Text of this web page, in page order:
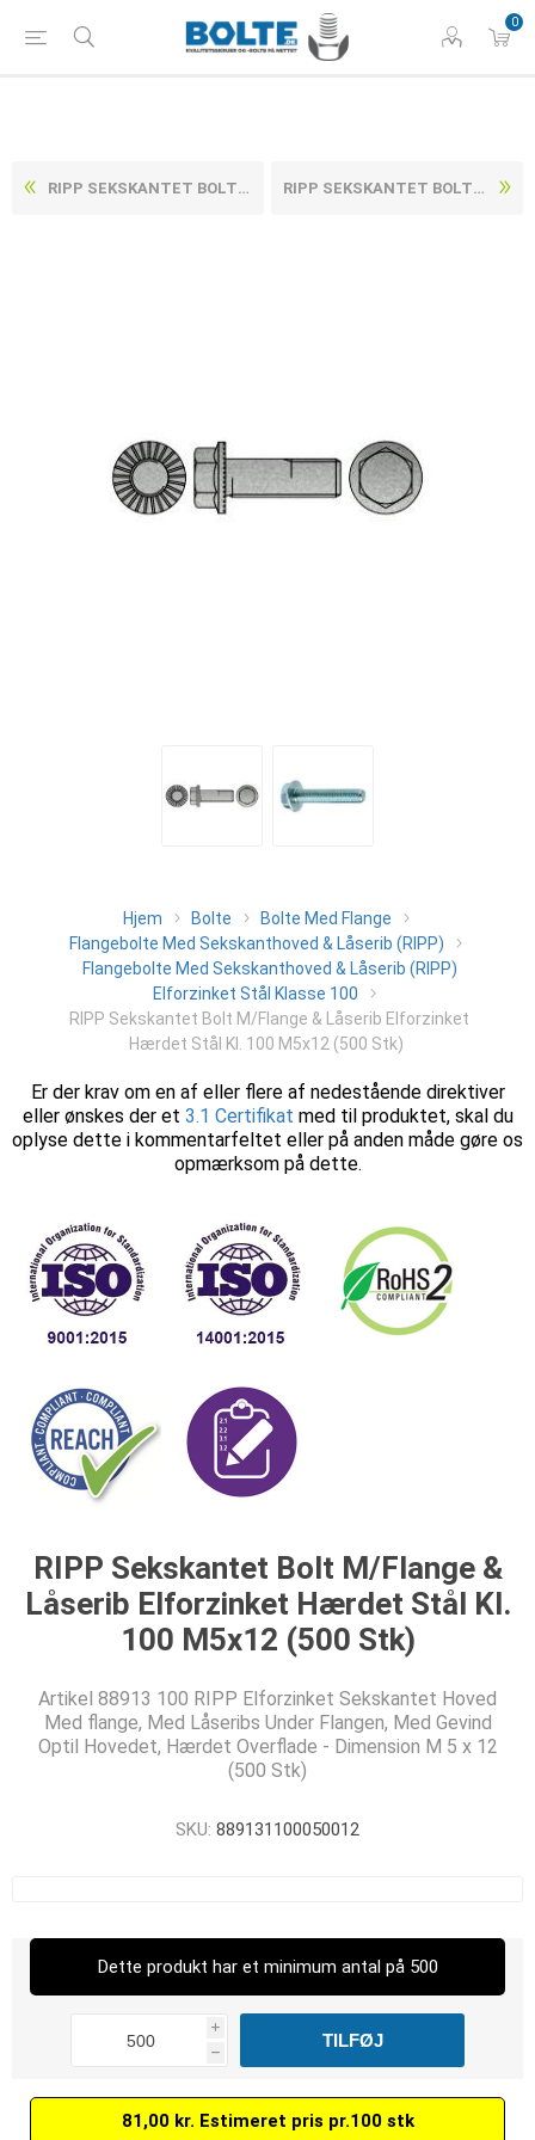
0
RIPP SEKSKANTET BOLT M/FLANGE & LÅSERIB ELFORZINKET HÆRDET STÅL KL. 100 M5X10 (500 STK) RIPP SEKSKANTET BOLT M/FLANGE & LÅSERIB ELFORZINKET HÆRDET STÅL KL. 100 M5X16 (500 STK)
Hjem Bolte
Bolte Med Flange
Flangebolte Med Sekskanthoved & Låserib (RIPP)
Flangebolte Med Sekskanthoved & Låserib (RIPP)
Elforzinket Stål Klasse 100
RIPP Sekskantet Bolt M/Flange & Låserib Elforzinket
Hærdet Stål Kl. 100 M5x12 (500 Stk)
Er der krav om en af eller flere af nedestående direktiver
eller ønskes der et 3.1 Certifikat med til produktet, skal du
oplyse dette i kommentarfeltet eller på anden måde gøre os
opmærksom på dette.
RIPP Sekskantet Bolt M/Flange &
Låserib Elforzinket Hærdet Stål Kl.
100 M5x12 (500 Stk)
Artikel 88913 100 RIPP Elforzinket Sekskantet Hoved
Med flange, Med Låseribs Under Flangen, Med Gevind
Optil Hovedet, Hærdet Overflade - Dimension M 5 x 12
(500 Stk)
SKU: 889131100050012
Dette produkt har et minimum antal på 500
i
h
81,00 kr. Estimeret pris pr.100 stk